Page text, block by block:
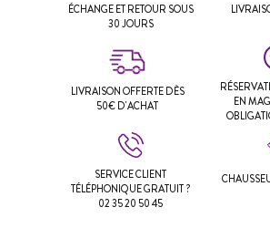
ÉCHANGE ET RETOUR SOUS
30 JOURS
LIVRAISON OFFERTE DÈS
50€ D'ACHAT
EN
SERVICE CLIENT
TÉLÉPHONIQUE GRATUIT ?
02 35 20 50 45